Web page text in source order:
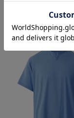
Mellow T-シャツ
ALBINIコットン
¥8,800(税込)